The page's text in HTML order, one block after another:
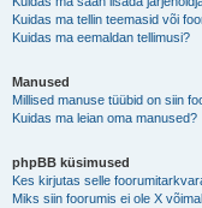
Kuidas ma tellin teemasid või
Kuidas ma eemaldan tellimusi?
Manused
Millised manuse tüübid on siin
Kuidas ma leian oma manused?
phpBB küsimused
Kes kirjutas selle
Miks siin foorumis ei ole X